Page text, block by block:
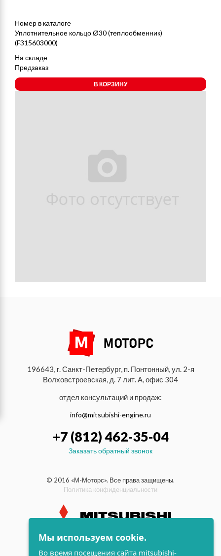
Номер в каталоге
Уплотнительное кольцо Ø30 (теплообменник)
(F315603000)
На складе
Предзаказ
В КОРЗИНУ
196643, г. Санкт-Петербург, п. Понтонный, ул. 2-я
Волховстроевская, д. 7 лит. А, офис 304
отдел консультаций и продаж:
info@mitsubishi-engine.ru
+7 (812) 462-35-04
Заказать обратный звонок
© 2016 «М-Моторс». Все права защищены.
Политика конфиденциальности
индустриальные и морские
дизельные двигатели Mitsubishi
Мы используем cookie.
Во время посещения сайта mitsubishi-